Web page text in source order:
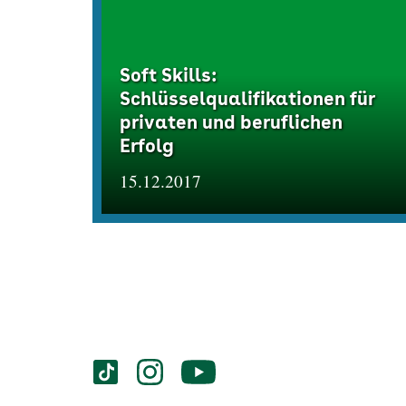
Soft Skills:
Schlüsselqualifikationen für
privaten und beruflichen
Erfolg
15.12.2017
ServicesSocial-
vigozone.de
vigozone.devigozone.de